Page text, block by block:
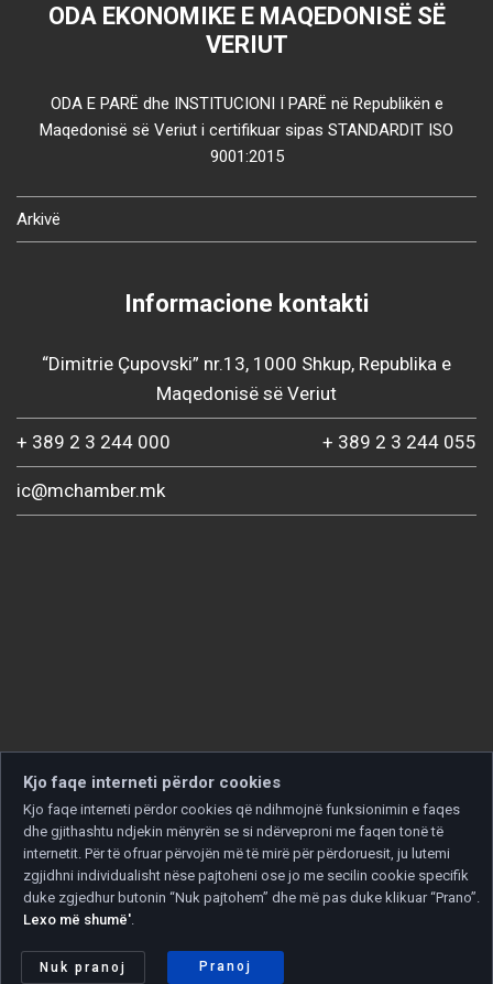
ODA EKONOMIKE E MAQEDONISË SË
VERIUT
ODA E PARË dhe INSTITUCIONI I PARË në Republikën e
Maqedonisë së Veriut i certifikuar sipas STANDARDIT ISO
9001:2015
Arkivë
Informacione kontakti
“Dimitrie Çupovski” nr.13, 1000 Shkup, Republika e
Maqedonisë së Veriut
+ 389 2 3 244 000 + 389 2 3 244 055
ic@mchamber.mk
Copyright © 2026 Developed by
Politika e privatësisë Politika e cookies
Kjo faqe interneti përdor cookies
Kjo faqe interneti përdor cookies që ndihmojnë funksionimin e faqes
dhe gjithashtu ndjekin mënyrën se si ndërveproni me faqen tonë të
internetit. Për të ofruar përvojën më të mirë për përdoruesit, ju lutemi
zgjidhni individualisht nëse pajtoheni ose jo me secilin cookie specifik
duke zgjedhur butonin “Nuk pajtohem” dhe më pas duke klikuar “Prano”.
Lexo më shumë'.
Nuk pranoj Pranoj